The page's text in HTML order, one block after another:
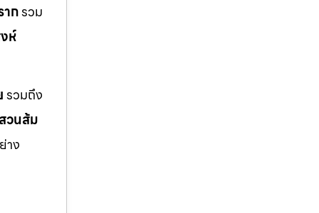
ากรวม
ห์
รวมถึง
สวนส้ม
าง